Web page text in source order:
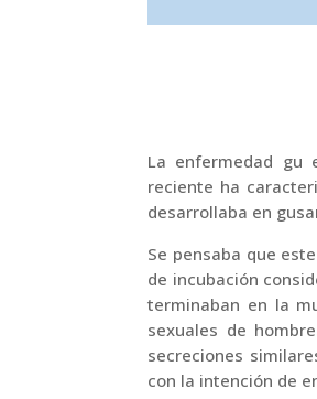
La enfermedad gu
reciente ha
desarrollaba en
Se pensaba que
de incubación
terminaban en la
sexuales de
secreciones
con la intención de